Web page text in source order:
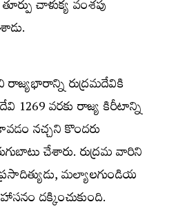
చాళుక్య వంశపు
రాజ్యభారాన్ని రుద్రమదేవికి
1269 వరకు రాజ్య కిరీటాన్ని
నచ్చని కొందరు
చేశారు. రుద్రమ వారిని
మల్యాలగుండియ
దక్కించుకుంది.